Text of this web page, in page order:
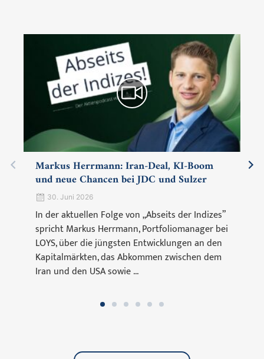
Markus Herrmann: Iran-Deal, KI-Boom
und neue Chancen bei JDC und Sulzer
30. Juni 2026
In der aktuellen Folge von „Abseits der Indizes”
spricht Markus Herrmann, Portfoliomanager bei
LOYS, über die jüngsten Entwicklungen an den
Kapitalmärkten, das Abkommen zwischen dem
Iran und den USA sowie ...